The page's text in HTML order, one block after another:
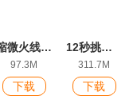
缩微火线防守最新版
97.3M
下载
12秒挑战最新IOS版
311.7M
下载